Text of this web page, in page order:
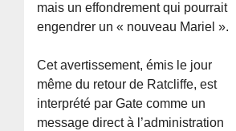
mais un effondrement qui pourrait
engendrer un « nouveau Mariel ».
Cet avertissement, émis le jour
même du retour de Ratcliffe, est
interprété par Gate comme un
message direct à l’administration